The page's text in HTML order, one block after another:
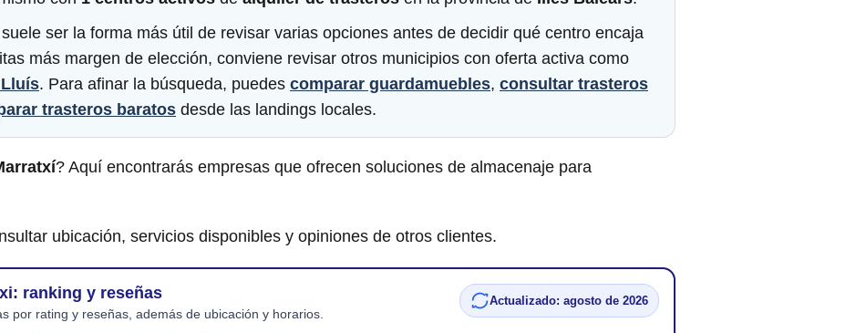
ser la forma más útil de revisar varias opciones antes de decidir qué centro encaja
más margen de elección, conviene revisar otros municipios con oferta activa como
. Para afinar la búsqueda, puedes comparar guardamuebles, consultar trasteros
trasteros baratos desde las landings locales.
? Aquí encontrarás empresas que ofrecen soluciones de almacenaje para
ubicación, servicios disponibles y opiniones de otros clientes.
ranking y reseñas
por rating y reseñas, además de ubicación y horarios.
Actualizado: agosto de 2026